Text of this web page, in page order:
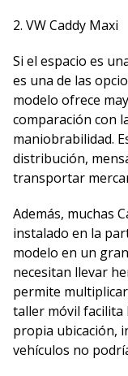
2. VW Caddy Maxi
Si el espacio es
es una de las
modelo ofrece
comparación con
maniobrabilidad.
distribución,
transportar
Además, muchas
instalado en la
modelo en un
necesitan llevar
permite
taller móvil facilita
propia ubicación,
vehículos no